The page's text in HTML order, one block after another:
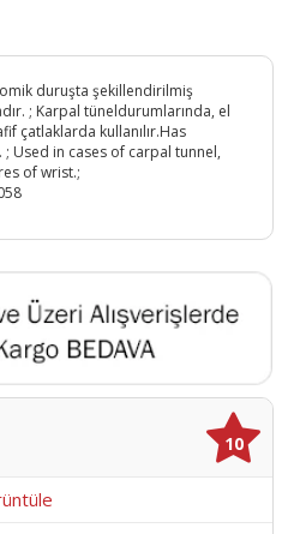
duruşta şekillendirilmiş
; Karpal tüneldurumlarında, el
çatlaklarda kullanılır.Has
Used in cases of carpal tunnel,
of wrist.;
10